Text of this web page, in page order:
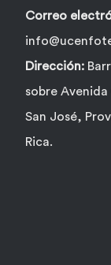
Correo
Dirección:
sobre
San José,
Rica.